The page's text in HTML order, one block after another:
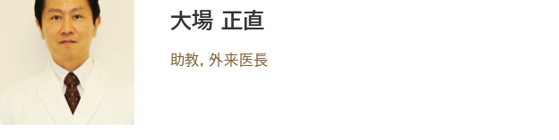
大場 正直
助教，外来医長